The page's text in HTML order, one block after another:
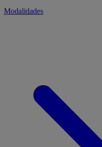
Modalidades